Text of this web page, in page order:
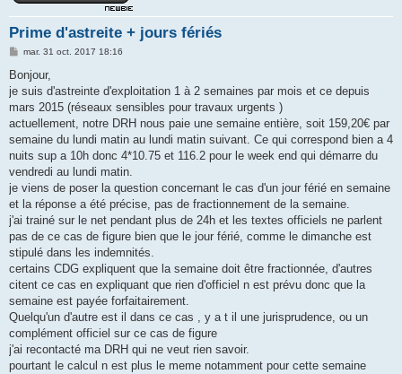
Prime d'astreite + jours fériés
M
s
a
g
mar. 31 oct. 2017 18:16
Bonjour,
je suis d'astreinte d'exploitation 1 à 2 semaines par mois et ce depuis
mars 2015 (réseaux sensibles pour travaux urgents )
actuellement, notre DRH nous paie une semaine entière, soit 159,20€ par
semaine du lundi matin au lundi matin suivant. Ce qui correspond bien a 4
nuits sup a 10h donc 4*10.75 et 116.2 pour le week end qui démarre du
vendredi au lundi matin.
je viens de poser la question concernant le cas d'un jour férié en semaine
et la réponse a été précise, pas de fractionnement de la semaine.
j'ai trainé sur le net pendant plus de 24h et les textes officiels ne parlent
pas de ce cas de figure bien que le jour férié, comme le dimanche est
stipulé dans les indemnités.
certains CDG expliquent que la semaine doit être fractionnée, d'autres
citent ce cas en expliquant que rien d'officiel n est prévu donc que la
semaine est payée forfaitairement.
Quelqu'un d'autre est il dans ce cas , y a t il une jurisprudence, ou un
complément officiel sur ce cas de figure
j'ai recontacté ma DRH qui ne veut rien savoir.
pourtant le calcul n est plus le meme notamment pour cette semaine